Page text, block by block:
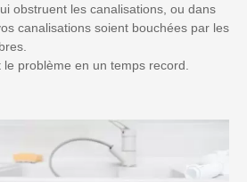
obstruent les canalisations, ou dans
canalisations soient bouchées par les
problème en un temps record.